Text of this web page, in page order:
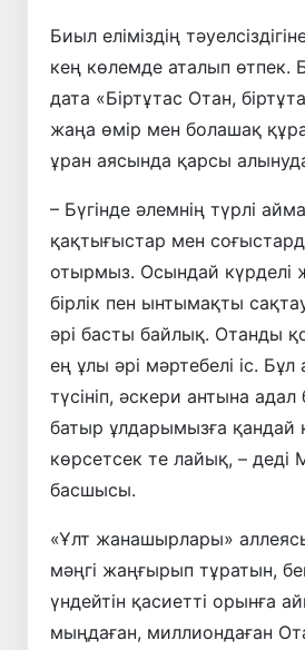
Биыл еліміздің
кең көлемде аталып өтпек.
дата «Біртұтас Отан,
жаңа өмір мен болашақ
ұран аясында қарсы
– Бүгінде әлемнің түрлі
қақтығыстар мен
отырмыз. Осындай күрделі
бірлік пен ынтымақты
әрі басты байлық. Отанды
ең ұлы әрі мәртебелі іс.
түсініп, әскери антына
батыр ұлдарымызға қандай
көрсетсек те лайық, – деді
басшысы.
«Ұлт жанашырлары»
мәңгі жаңғырып тұратын,
үндейтін қасиетті орынға
мыңдаған, миллиондаған